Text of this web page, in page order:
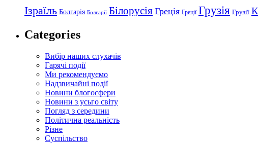
Ізраїль Болгарія Болгарії Білорусія Греція Греції Грузія Грузії
Categories
Вибір наших слухачів
Гарячі події
Ми рекомендуємо
Надзвичайні події
Новини блогосфери
Новини з усьго світу
Погляд з середини
Політична реальність
Різне
Суспільство